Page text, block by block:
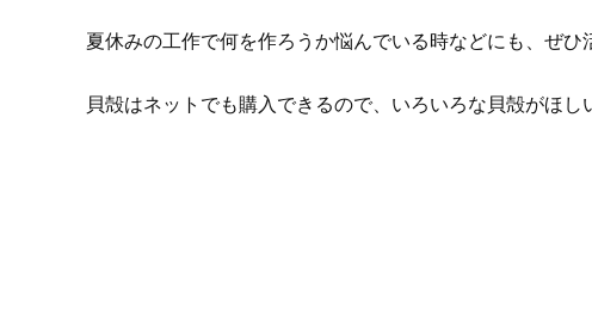
夏休みの工作で何を作ろうか悩んでいる時などにも、ぜひ
貝殻はネットでも購入できるので、いろいろな貝殻がほし